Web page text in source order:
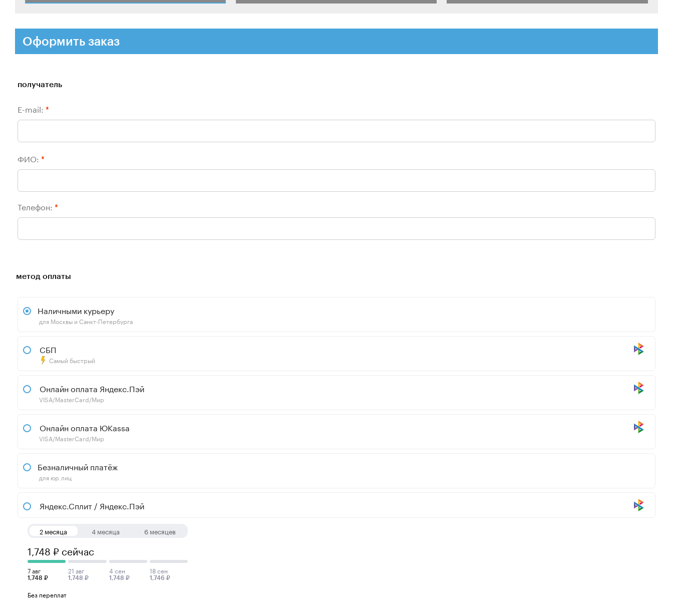
Оформить заказ
получатель
E-mail: *
ФИО: *
Телефон: *
метод оплаты
Наличными курьеру
для Москвы и Санкт-Петербурга
СБП
Самый быстрый
Онлайн оплата Яндекс.Пэй
VISA/MasterCard/Мир
Онлайн оплата ЮKassa
VISA/MasterCard/Мир
Безналичный платёж
для юр.лиц
Яндекс.Сплит / Яндекс.Пэй
2 месяца 4 месяца 6 месяцев
1,748 ₽ сейчас
7 авг
1,748 ₽
21 авг
1,748 ₽
4 сен
1,748 ₽
18 сен
1,746 ₽
Без переплат